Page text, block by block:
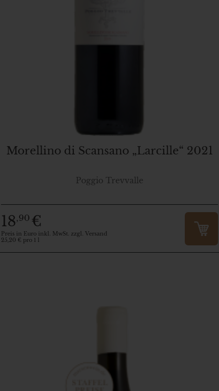
Morellino di Scansano „Larcille“ 2021
Poggio Trevvalle
18,90 €
Preis in Euro inkl. MwSt. zzgl. Versand
25,20 € pro 1 l